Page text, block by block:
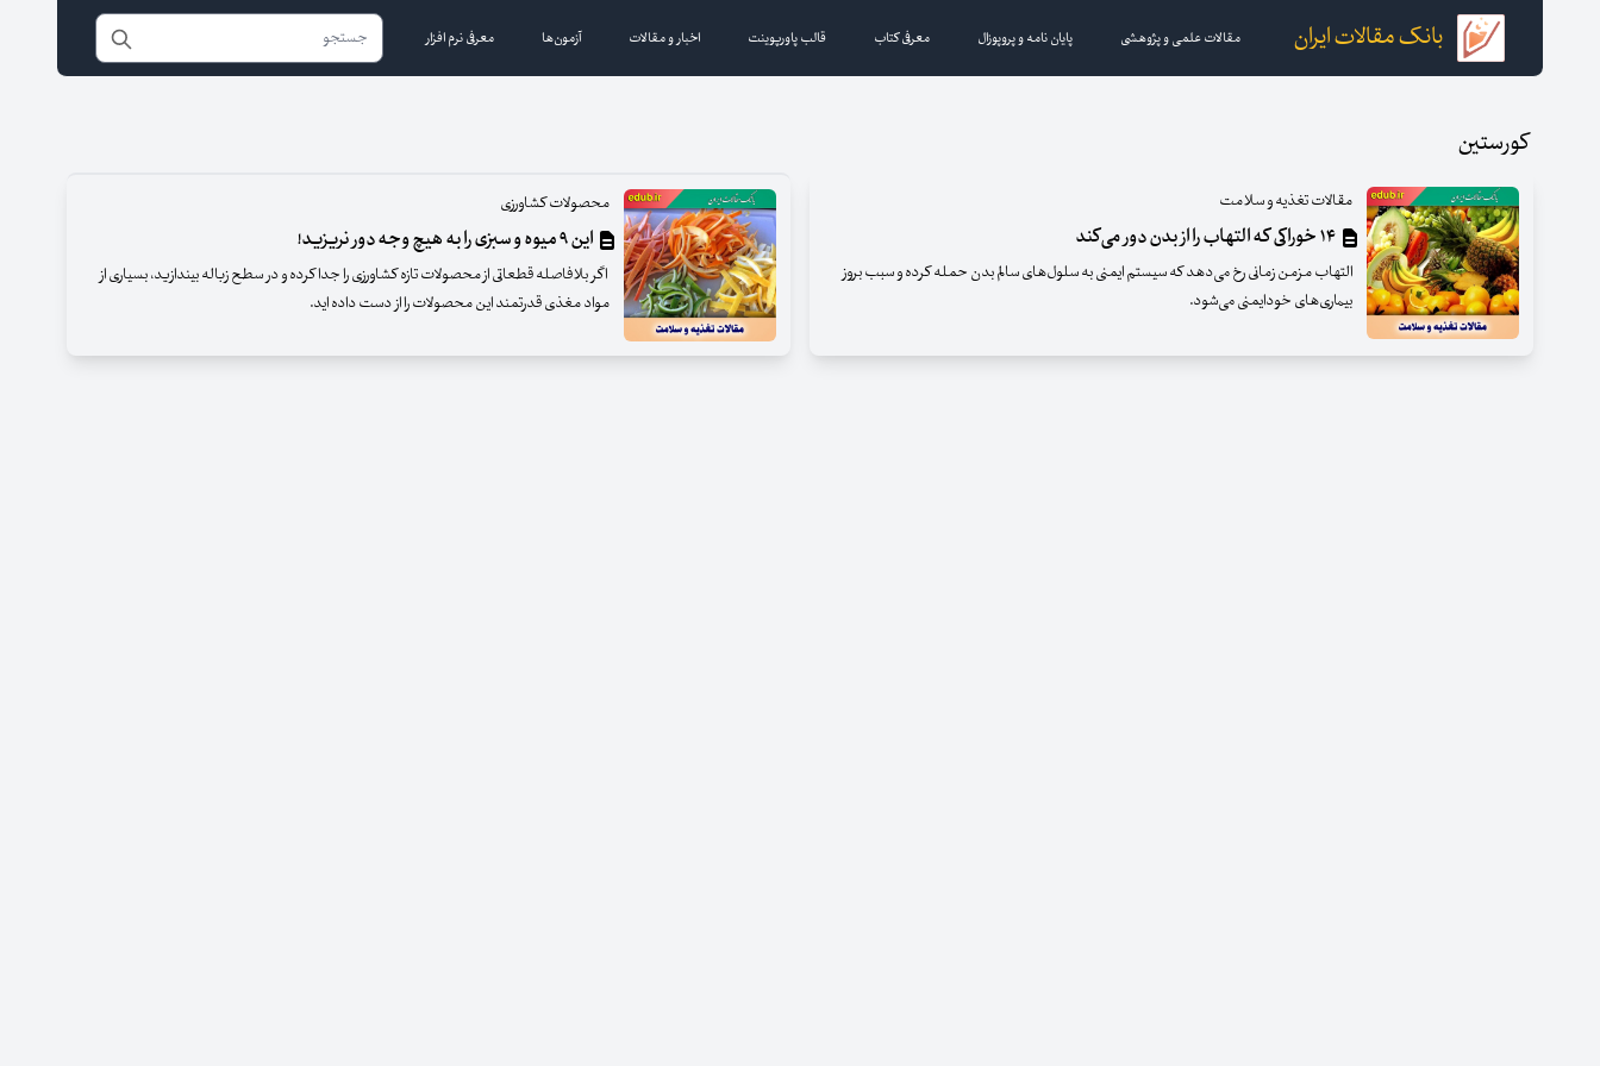
بانک مقالات ایران مقالات علمی و پژوهشی پایان نامه و پروپوزال معرفی کتاب قالب پاورپوینت اخبار و مقالات آزمون‌ها معرفی نرم افزار
کورستین
مقالات تغذیه و سلامت
التهاب مزمن زمانی رخ می‌دهد که سیستم ایمنی به سلول‌های سالم بدن حمله کرده و سبب بروز
بیماری‌های خودایمنی می‌شود.
محصولات کشاورزی
این ۹ میوه و سبزی را به هیچ وجه دور نریزید!
اگر بلافاصله قطعاتی از محصولات تازه کشاورزی را جدا کرده و در سطح زباله بیندازید، بسیاری از
مواد مغذی قدرتمند این محصولات را از دست داده اید.